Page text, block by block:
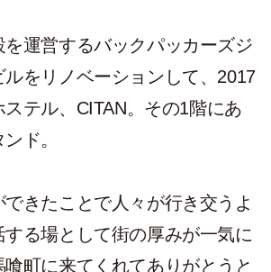
運営するバックパッカーズジ
ルをリノベーションして、2017
テル、CITAN。その1階にあ
ド。
できたことで人々が行き交うよ
する場として街の厚みが一気に
町に来てくれてありがとうと